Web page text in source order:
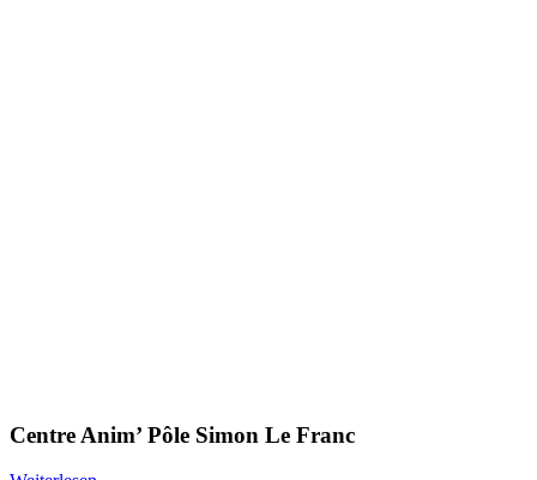
Centre Anim’ Pôle Simon Le Franc